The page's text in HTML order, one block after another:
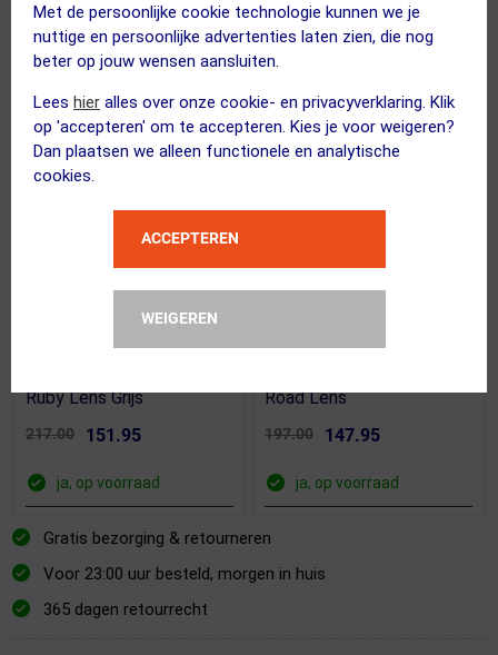
Met de persoonlijke cookie technologie kunnen we je
nuttige en persoonlijke advertenties laten zien, die nog
beter op jouw wensen aansluiten.
Lees hier alles over onze cookie- en privacyverklaring. Klik
op 'accepteren' om te accepteren. Kies je voor weigeren?
Dan plaatsen we alleen functionele en analytische
cookies.
ACCEPTEREN
WEIGEREN
ACTIE
Sutro Lite Sweep MVDP
Ruby Lens Grijs
217.00 151.95
ja, op voorraad
ACTIE
Sutro Lite Sport Zonnebril
Road Lens
197.00 147.95
ja, op voorraad
Gratis bezorging & retourneren
Voor 23:00 uur besteld, morgen in huis
365 dagen retourrecht